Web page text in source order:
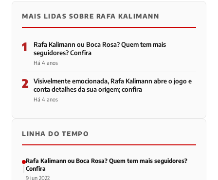
MAIS LIDAS SOBRE RAFA KALIMANN
1
Rafa Kalimann ou Boca Rosa? Quem tem mais
seguidores? Confira
Há 4 anos
2
Visivelmente emocionada, Rafa Kalimann abre o jogo e
conta detalhes da sua origem; confira
Há 4 anos
LINHA DO TEMPO
Rafa Kalimann ou Boca Rosa? Quem tem mais seguidores?
Confira
9 jun 2022